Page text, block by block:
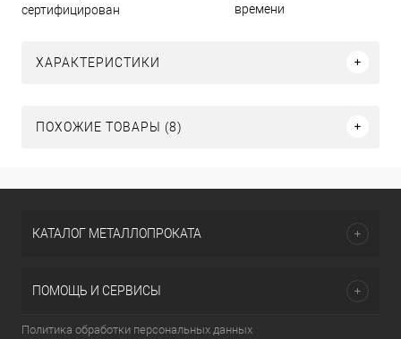
сертифицирован
времени
ХАРАКТЕРИСТИКИ
ПОХОЖИЕ ТОВАРЫ (8)
КАТАЛОГ МЕТАЛЛОПРОКАТА
ПОМОЩЬ И СЕРВИСЫ
Политика обработки персональных данных